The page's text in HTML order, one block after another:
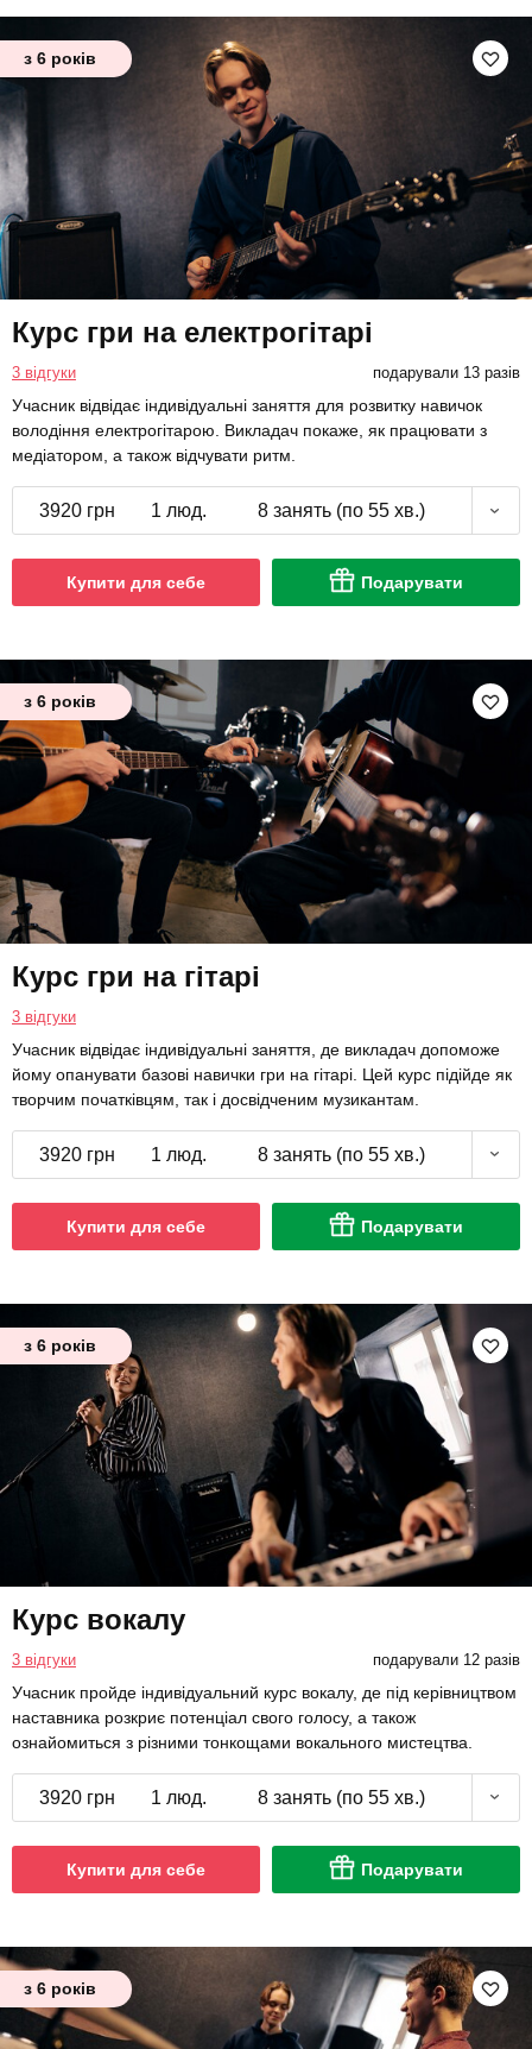
з 6 років
Курс гри на електрогітарі
3 відгуки подарували 13 разів
Учасник відвідає індивідуальні заняття для розвитку навичок
володіння електрогітарою. Викладач покаже, як працювати з
медіатором, а також відчувати ритм.
3920 грн 1 люд. 8 занять (по 55 хв.)
Купити для себе Подарувати
з 6 років
Курс гри на гітарі
3 відгуки
Учасник відвідає індивідуальні заняття, де викладач допоможе
йому опанувати базові навички гри на гітарі. Цей курс підійде як
творчим початківцям, так і досвідченим музикантам.
3920 грн 1 люд. 8 занять (по 55 хв.)
Купити для себе Подарувати
з 6 років
Курс вокалу
3 відгуки подарували 12 разів
Учасник пройде індивідуальний курс вокалу, де під керівництвом
наставника розкриє потенціал свого голосу, а також
ознайомиться з різними тонкощами вокального мистецтва.
3920 грн 1 люд. 8 занять (по 55 хв.)
Купити для себе Подарувати
з 6 років